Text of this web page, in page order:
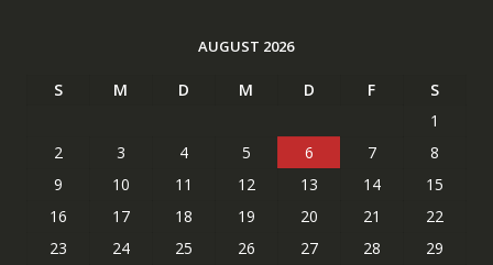
AUGUST 2026
S M D M D F
S
1
2
3 4 5 6 7
8
9
10 11 12 13 14
15
16
17 18 19 20 21
22
23
24 25 26 27 28
29